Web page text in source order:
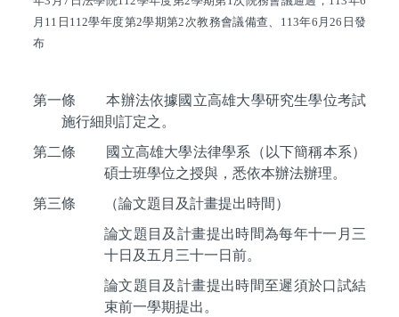
月 11 日 112學年度第2學期第2 次教務會議備查、 113年6 月26 日發
布
第一條
本辦法依據國立高雄大學研究生學位考試
施行細則訂定之。
第二條
國立高雄大學法律學系（以下簡稱本系）
碩士班學位之授與，悉依本辦法辦理。
第三條
（論文題目及計畫提出時間）
論文題目及計畫提出時間為每年十一月三
十日及五月三十一日前。
論文題目及計畫提出時間至遲須於口試結
束前一學期提出。